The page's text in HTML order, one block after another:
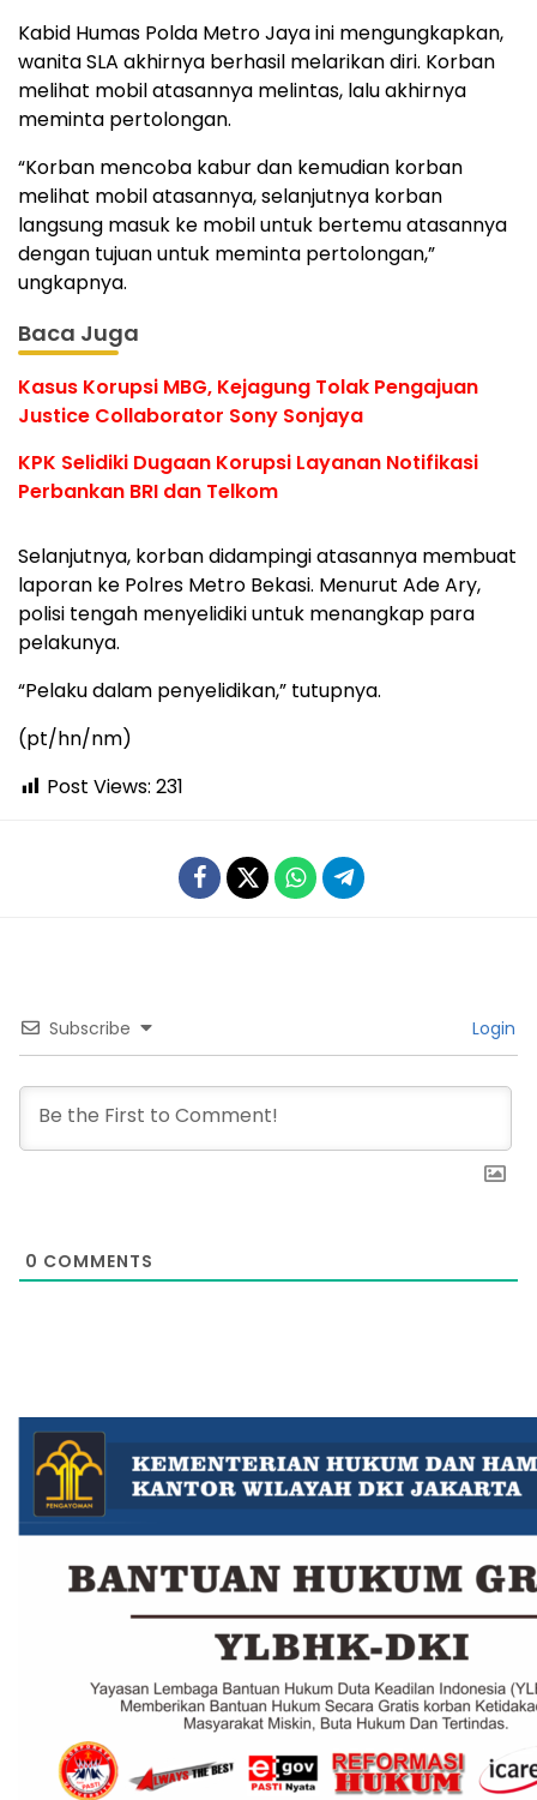
Kabid Humas Polda Metro Jaya ini mengungkapkan,
wanita SLA akhirnya berhasil melarikan diri. Korban
melihat mobil atasannya melintas, lalu akhirnya
meminta pertolongan.
“Korban mencoba kabur dan kemudian korban
melihat mobil atasannya, selanjutnya korban
langsung masuk ke mobil untuk bertemu atasannya
dengan tujuan untuk meminta pertolongan,”
ungkapnya.
Baca Juga
Kasus Korupsi MBG, Kejagung Tolak Pengajuan
Justice Collaborator Sony Sonjaya
KPK Selidiki Dugaan Korupsi Layanan Notifikasi
Perbankan BRI dan Telkom
Selanjutnya, korban didampingi atasannya membuat
laporan ke Polres Metro Bekasi. Menurut Ade Ary,
polisi tengah menyelidiki untuk menangkap para
pelakunya.
“Pelaku dalam penyelidikan,” tutupnya.
(pt/hn/nm)
Post Views: 231
Subscribe Login
0 COMMENTS